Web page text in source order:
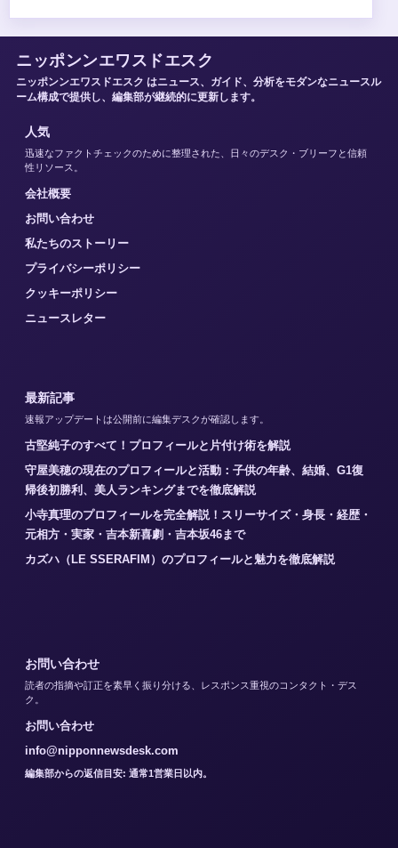
ニッポンンエワスドエスク
ニッポンンエワスドエスク はニュース、ガイド、分析をモダンなニュースル
ーム構成で提供し、編集部が継続的に更新します。
人気
迅速なファクトチェックのために整理された、日々のデスク・ブリーフと信頼
性リソース。
会社概要
お問い合わせ
私たちのストーリー
プライバシーポリシー
クッキーポリシー
ニュースレター
最新記事
速報アップデートは公開前に編集デスクが確認します。
古堅純子のすべて！プロフィールと片付け術を解説
守屋美穂の現在のプロフィールと活動：子供の年齢、結婚、G1復
帰後初勝利、美人ランキングまでを徹底解説
小寺真理のプロフィールを完全解説！スリーサイズ・身長・経歴・
元相方・実家・吉本新喜劇・吉本坂46まで
カズハ（LE SSERAFIM）のプロフィールと魅力を徹底解説
お問い合わせ
読者の指摘や訂正を素早く振り分ける、レスポンス重視のコンタクト・デス
ク。
お問い合わせ
info@nipponnewsdesk.com
編集部からの返信目安: 通常1営業日以内。